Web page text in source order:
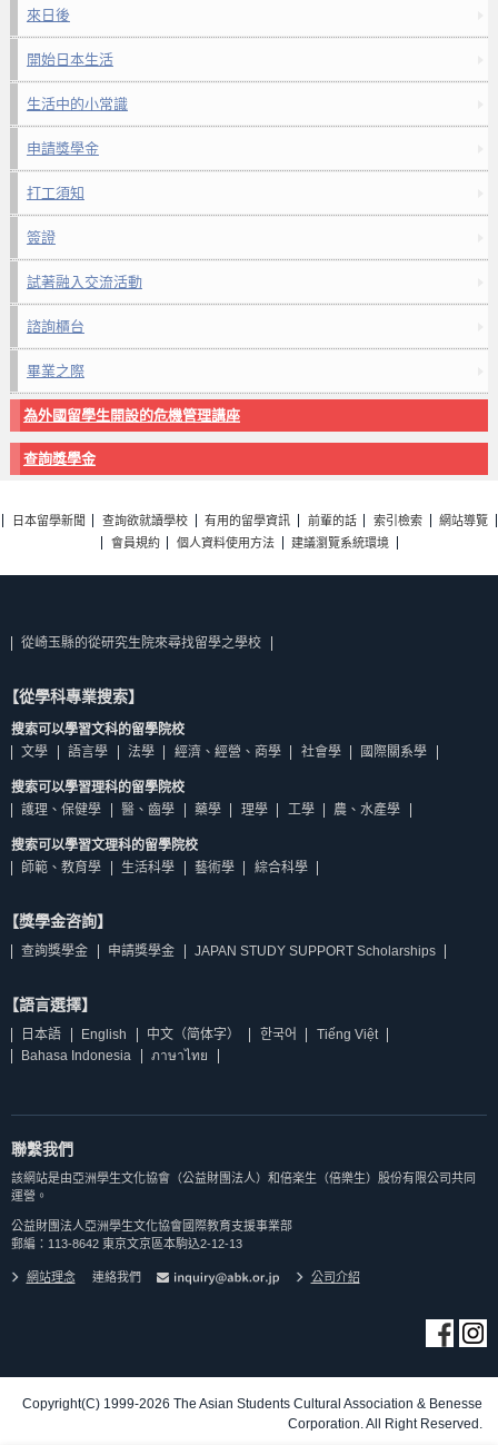
來日後
開始日本生活
生活中的小常識
申請獎學金
打工須知
簽證
試著融入交流活動
諮詢櫃台
畢業之際
為外國留學生開設的危機管理講座
查詢獎學金
日本留學新聞 查詢欲就讀學校 有用的留學資訊 前輩的話 索引檢索
網站導覽
會員規約
個人資料使用方法 建議瀏覽系統環境
從崎玉縣的從研究生院來尋找留學之學校
【從學科專業搜索】
搜索可以學習文科的留學院校
文學
語言學 法學 經濟、經營、商學 社會學 國際關系學
搜索可以學習理科的留學院校
護理、保健學
醫、齒學 藥學 理學 工學 農、水產學
搜索可以學習文理科的留學院校
師範、教育學
生活科學 藝術學 綜合科學
【獎學金咨詢】
查詢獎學金 申請獎學金 JAPAN STUDY SUPPORT Scholarships
【語言選擇】
日本語 English 中文（简体字） 한국어
Tiếng Việt
Bahasa Indonesia
ภาษาไทย
聯繫我們
該網站是由亞洲學生文化協會（公益財團法人）和倍楽生（倍樂生）股份有限公司共同
運營。
公益財團法人亞洲學生文化協會國際教育支援事業部
郵編：113-8642 東京文京區本駒込2-12-13
網站理念 連絡我們 公司介紹
Copyright(C) 1999-2026 The Asian Students Cultural Association & Benesse
Corporation. All Right Reserved.